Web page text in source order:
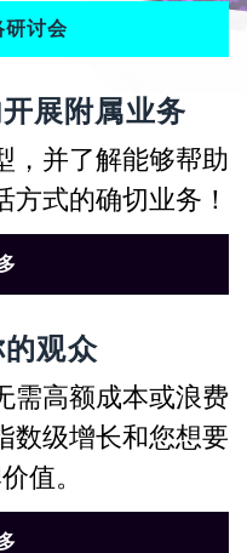
研讨会
展附属业务
，并了解能够帮助
式的确切业务！
观众
需高额成本或浪费
数级增长和您想要
值。